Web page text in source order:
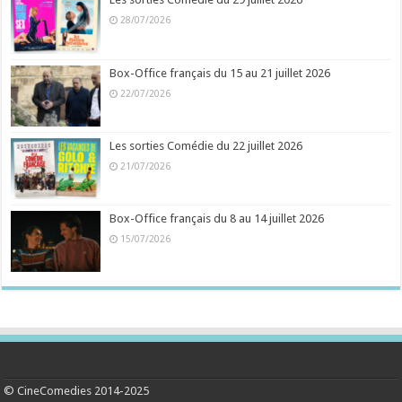
28/07/2026
Box-Office français du 15 au 21 juillet 2026
22/07/2026
Les sorties Comédie du 22 juillet 2026
21/07/2026
Box-Office français du 8 au 14 juillet 2026
15/07/2026
© CineComedies 2014-2025